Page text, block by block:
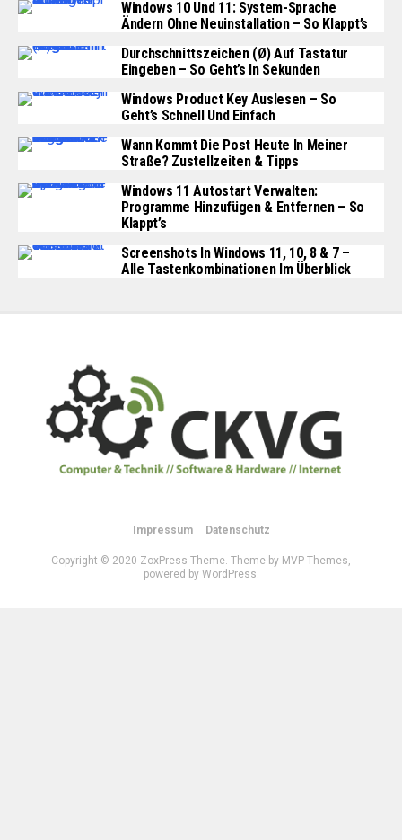
Windows 10 Und 11: System-Sprache
Ändern Ohne Neuinstallation – So Klappt’s
Durchschnittszeichen (Ø) Auf Tastatur
Eingeben – So Geht’s In Sekunden
Windows Product Key Auslesen – So
Geht’s Schnell Und Einfach
Wann Kommt Die Post Heute In Meiner
Straße? Zustellzeiten & Tipps
Windows 11 Autostart Verwalten:
Programme Hinzufügen & Entfernen – So
Klappt’s
Screenshots In Windows 11, 10, 8 & 7 –
Alle Tastenkombinationen Im Überblick
Impressum Datenschutz
Copyright © 2020 ZoxPress Theme. Theme by MVP Themes,
powered by WordPress.